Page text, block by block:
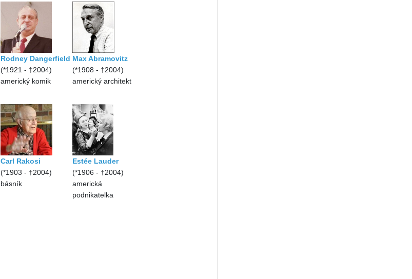
Rodney Dangerfield
(*1921 - †2004)
americký komik
Max Abramovitz
(*1908 - †2004)
americký architekt
Carl Rakosi
(*1903 - †2004)
básník
Estée Lauder
(*1906 - †2004)
americká
podnikatelka